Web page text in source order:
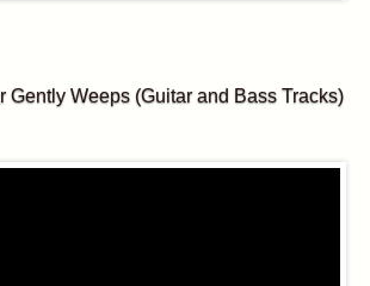
Gently Weeps (Guitar and Bass Tracks)